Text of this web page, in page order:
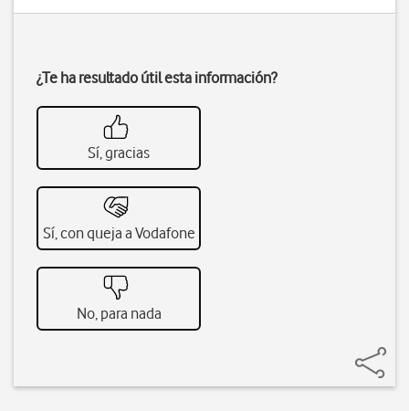
¿Te ha resultado útil esta información?
Sí, gracias
Sí, con queja a Vodafone
No, para nada